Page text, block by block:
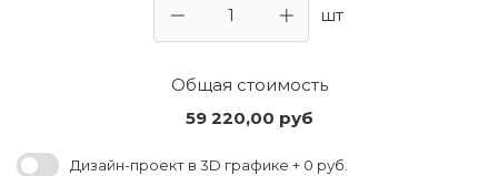
шт
Общая стоимость
59 220,00 руб
Дизайн-проект в 3D графике + 0 руб.